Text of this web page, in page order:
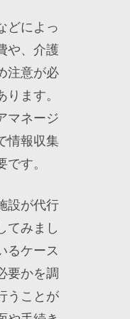
どによっ
や、介護
注意が必
ます。
マネージ
情報収集
す。
設が代行
てみまし
るケース
要かを調
うことが